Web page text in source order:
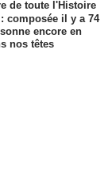
de toute l'Histoire
composée il y a 74
encore en
nos têtes